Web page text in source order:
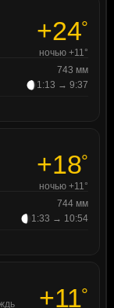
+24°
ночью +11°
743 мм
1:13 → 9:37
+18°
ночью +11°
744 мм
1:33 → 10:54
+11°